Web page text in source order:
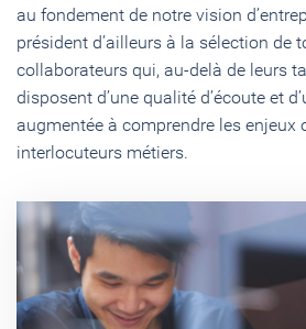
au fondement de notre vision
président d’ailleurs à la sélection de
collaborateurs qui, au-delà de leurs
disposent d’une qualité d’écoute et
augmentée à comprendre les enjeux
interlocuteurs métiers.